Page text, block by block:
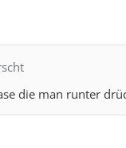
die man runter